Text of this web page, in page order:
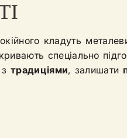
кладуть
спеціально
зтрадиціями, залишати